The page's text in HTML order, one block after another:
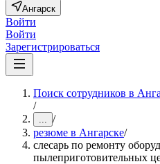
Ангарск
Войти
Войти
Зарегистрироваться
Поиск сотрудников в
/
... /
резюме в Ангарске/
слесарь по ремонту
пылеприготовительных